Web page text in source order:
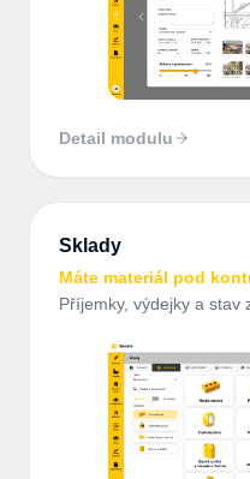
Detail modulu
Sklady
Máte materiál pod
Příjemky, výdejky a stav